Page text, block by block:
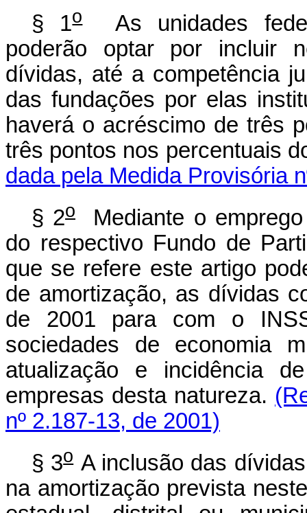
§ 1oAs unidades
poderão optar por incluir
dívidas, até a competência
das fundações por elas
haverá o acréscimo de três
três pontos nos percentuais
dada pela Medida Provisória
§ 2o
Mediante o
do respectivo Fundo de
que se refere este artigo
de amortização, as dívidas
de 2001 para com o
sociedades de economia
atualização e incidência
empresas desta natureza.
nº 2.187-13, de 2001)
§ 3oA inclusão das
na amortização prevista